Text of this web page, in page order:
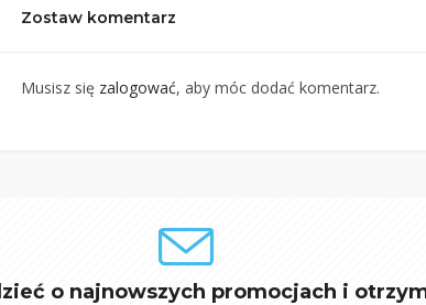
Zostaw komentarz
Musisz się zalogować, aby móc dodać komentarz.
o najnowszych promocjach i